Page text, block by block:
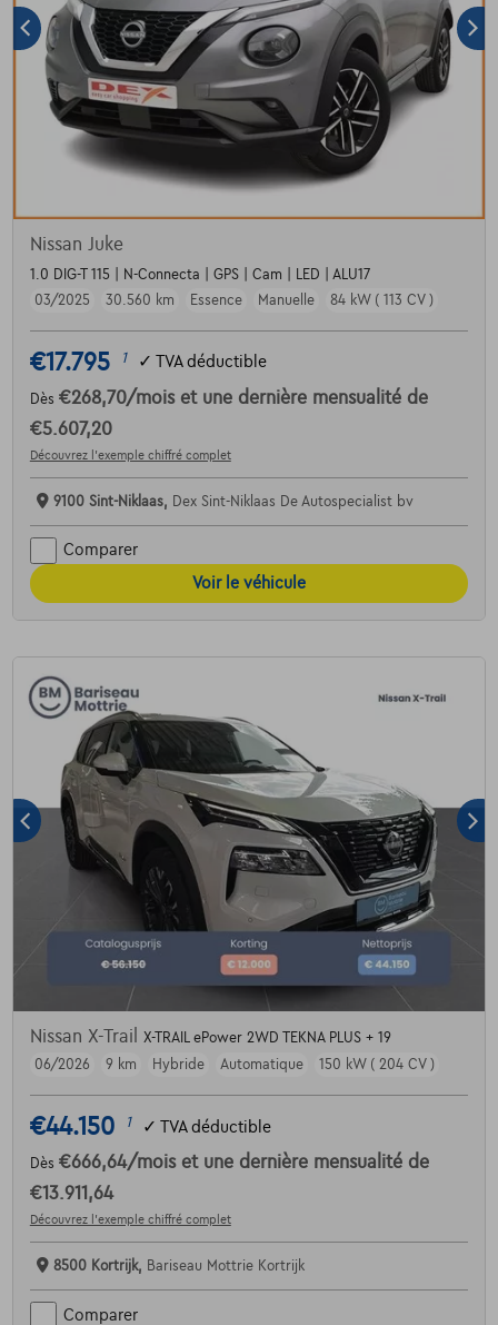
Nissan Juke
1.0 DIG-T 115 | N-Connecta | GPS | Cam | LED | ALU17
03/2025
30.560 km Essence Manuelle 84 kW ( 113 CV )
€17.795 1 ✓ TVA déductible
Dès €268,70/mois et une dernière mensualité de
€5.607,20
Découvrez l’exemple chiffré complet
9100 Sint-Niklaas, Dex Sint-Niklaas De Autospecialist bv
Comparer
Voir le véhicule
Nissan X-Trail
X-TRAIL ePower 2WD TEKNA PLUS + 19
06/2026
9 km Hybride Automatique 150 kW ( 204 CV )
€44.150 1 ✓ TVA déductible
Dès €666,64/mois et une dernière mensualité de
€13.911,64
Découvrez l’exemple chiffré complet
8500 Kortrijk, Bariseau Mottrie Kortrijk
Comparer